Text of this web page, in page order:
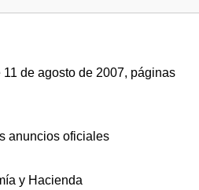
11 de agosto de 2007, páginas
anuncios oficiales
y Hacienda